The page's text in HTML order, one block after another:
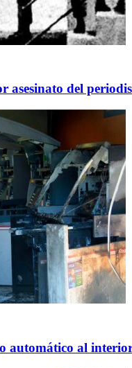
asesinato del
automático al